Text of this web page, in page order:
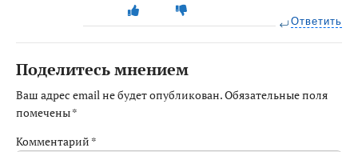
Ответить
Поделитесь мнением
Ваш адрес email не будет опубликован.Обязательные поля
помечены*
Комментарий *